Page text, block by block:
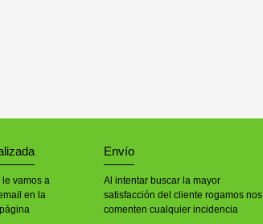
vamos a
en la
Envío
Al intentar buscar la mayor
satisfacción del cliente rogamos nos
comenten cualquier incidencia